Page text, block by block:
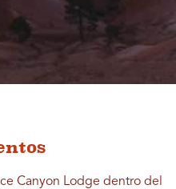
Canyon Lodge dentro del